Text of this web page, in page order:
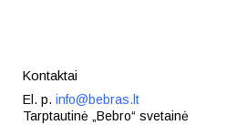
Kontaktai
El. p. info@bebras.lt
Tarptautinė „Bebro“ svetainė